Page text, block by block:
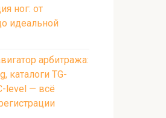
ног: от
идеальной
арбитража:
каталоги TG-
level — всё